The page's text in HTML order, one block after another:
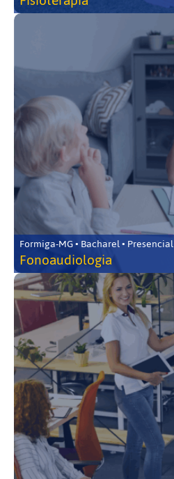
Formiga-MG • Bacharel • Presencial
Fonoaudiologia